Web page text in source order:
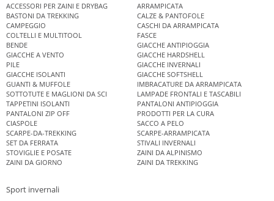
ACCESSORI PER ZAINI E DRYBAG
ARRAMPICATA
BASTONI DA TREKKING
CALZE & PANTOFOLE
CAMPEGGIO
CASCHI DA ARRAMPICATA
COLTELLI E MULTITOOL
FASCE
BENDE
GIACCHE ANTIPIOGGIA
GIACCHE A VENTO
GIACCHE HARDSHELL
PILE
GIACCHE INVERNALI
GIACCHE ISOLANTI
GIACCHE SOFTSHELL
GUANTI & MUFFOLE
IMBRACATURE DA ARRAMPICATA
SOTTOTUTE E MAGLIONI DA SCI
LAMPADE FRONTALI E TASCABILI
TAPPETINI ISOLANTI
PANTALONI ANTIPIOGGIA
PANTALONI ZIP OFF
PRODOTTI PER LA CURA
CIASPOLE
SACCO A PELO
SCARPE-DA-TREKKING
SCARPE-ARRAMPICATA
SET DA FERRATA
STIVALI INVERNALI
STOVIGLIE E POSATE
ZAINI DA ALPINISMO
ZAINI DA GIORNO
ZAINI DA TREKKING
Sport invernali